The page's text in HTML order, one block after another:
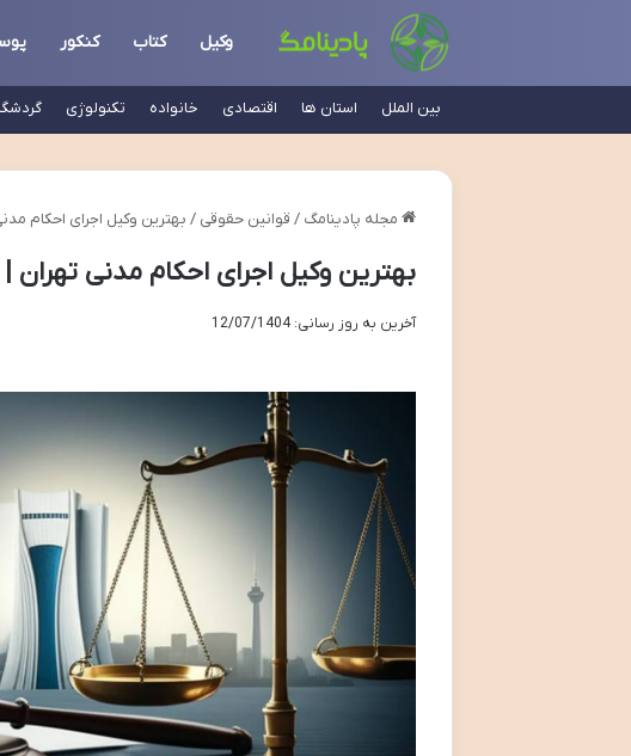
وکیل کتاب کنکور
بین الملل استان ها اقتصادی خانواده تکنولوژی
مجله پادینامگ / قوانین حقوقی / بهترین وکیل اجرای احکام
بهترین وکیل اجرای احکام مدنی
آخرین به روز رسانی: 12/07/1404